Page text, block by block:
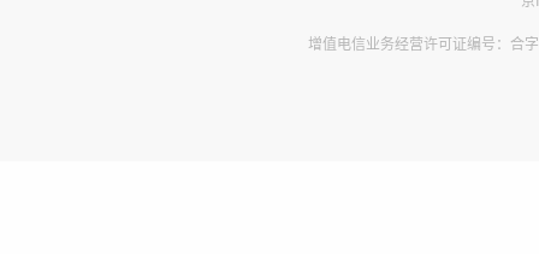
增值电信业务经营许可证编号：合